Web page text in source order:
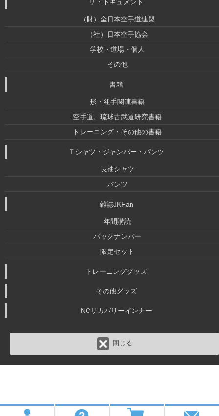
ザ・ドキュメント
（財）全日本空手道連盟
（社）日本空手協会
学校・道場・個人
その他
書籍
形・組手関連書籍
空手道、琉球古武道研究書籍
トレーニング・その他の書籍
Ｔシャツ・ジャンパー・パンツ
長袖シャツ
パンツ
雑誌JKFan
年間購読
バックナンバー
限定セット
トレーニンググッズ
その他グッズ
NCリカバリーインナー
閉じる